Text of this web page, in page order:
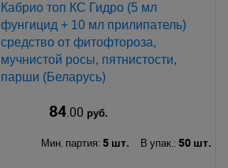
Кабрио топ КС Гидро (5 мл
фунгицид + 10 мл прилипатель)
средство от фитофтороза,
мучнистой росы, пятнистости,
парши (Беларусь)
84.00 руб.
Мин. партия: 5 шт. В упак.: 50 шт.